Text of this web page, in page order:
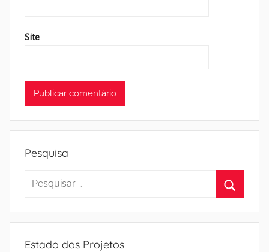
Site
Pesquisa
Pesquisar
Estado dos Projetos